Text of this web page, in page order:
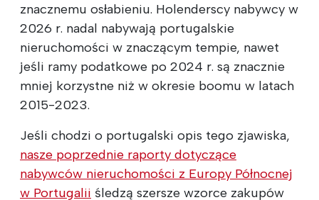
znacznemu osłabieniu. Holenderscy nabywcy w
2026 r. nadal nabywają portugalskie
nieruchomości w znaczącym tempie, nawet
jeśli ramy podatkowe po 2024 r. są znacznie
mniej korzystne niż w okresie boomu w latach
2015-2023.
Jeśli chodzi o portugalski opis tego zjawiska,
nasze poprzednie raporty dotyczące
nabywców nieruchomości z Europy Północnej
w Portugalii śledzą szersze wzorce zakupów